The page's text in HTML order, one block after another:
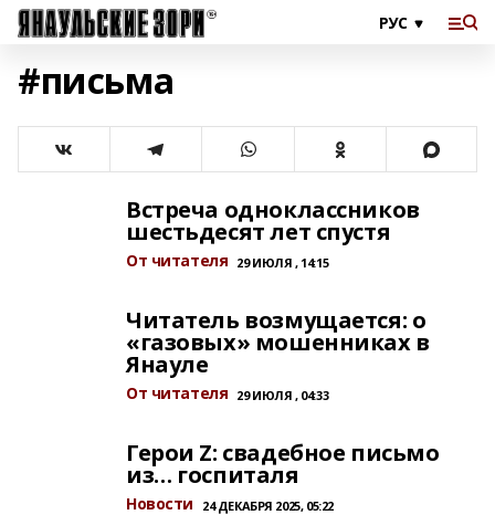
#письма
Встреча одноклассников
шестьдесят лет спустя
От читателя 29 ИЮЛЯ , 14:15
Читатель возмущается: о
«газовых» мошенниках в
Янауле
От читателя 29 ИЮЛЯ , 04:33
Герои Z: свадебное письмо
из… госпиталя
Новости 24 ДЕКАБРЯ 2025, 05:22